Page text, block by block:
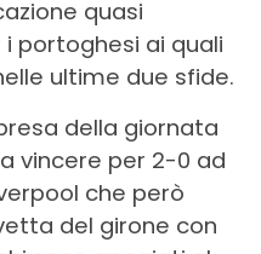
quasi
portoghesi ai quali
ultime due sfide.
della giornata
vincere per 2-0 ad
che però
del girone con